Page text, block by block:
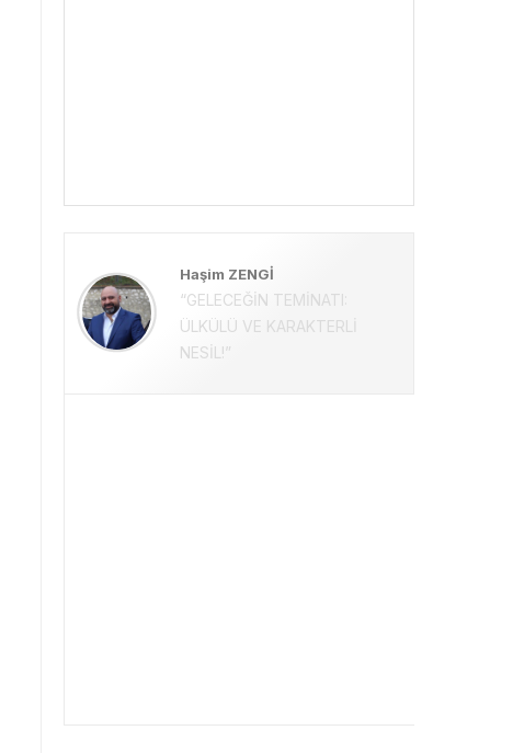
Haşim ZENGİ
“GELECEĞİN TEMİNATI:
ÜLKÜLÜ VE KARAKTERLİ
NESİL!”